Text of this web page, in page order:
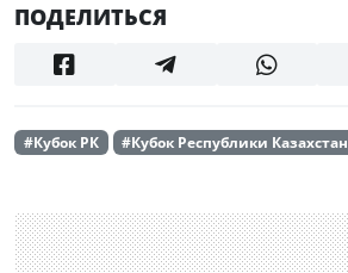
ПОДЕЛИТЬСЯ
#Кубок РК #Кубок Республики Казахстан